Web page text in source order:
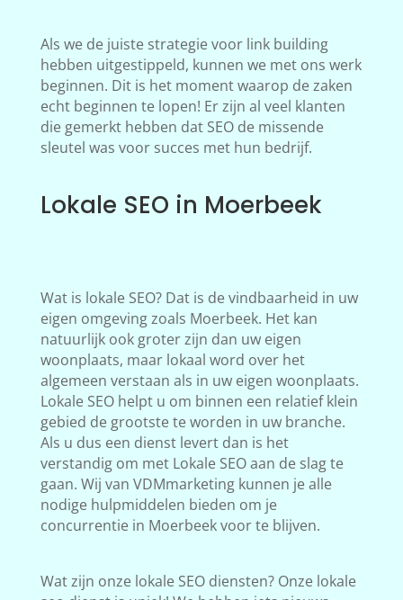
Als we de juiste strategie voor link building
hebben uitgestippeld, kunnen we met ons werk
beginnen. Dit is het moment waarop de zaken
echt beginnen te lopen! Er zijn al veel klanten
die gemerkt hebben dat SEO de missende
sleutel was voor succes met hun bedrijf.
Lokale SEO in Moerbeek
Wat is lokale SEO? Dat is de vindbaarheid in uw
eigen omgeving zoals Moerbeek. Het kan
natuurlijk ook groter zijn dan uw eigen
woonplaats, maar lokaal word over het
algemeen verstaan als in uw eigen woonplaats.
Lokale SEO helpt u om binnen een relatief klein
gebied de grootste te worden in uw branche.
Als u dus een dienst levert dan is het
verstandig om met Lokale SEO aan de slag te
gaan. Wij van VDMmarketing kunnen je alle
nodige hulpmiddelen bieden om je
concurrentie in Moerbeek voor te blijven.
Wat zijn onze lokale SEO diensten? Onze lokale